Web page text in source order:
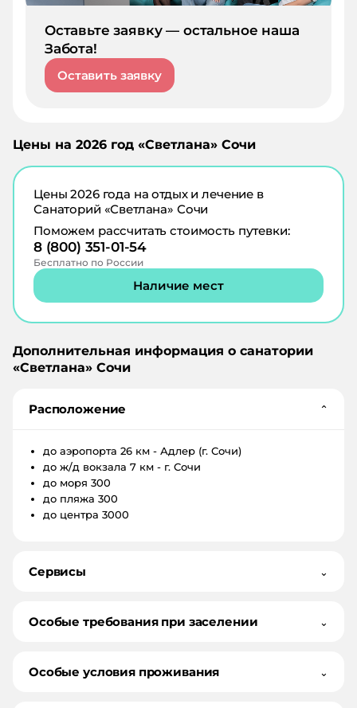
Оставьте заявку — остальное наша
Забота!
Оставить заявку
Цены на 2026 год «Светлана» Сочи
Цены2026года на отдых и лечение в
Санаторий «Светлана» Сочи
Поможем рассчитать стоимость путевки:
8 (800) 351-01-54
Бесплатно по России
Наличие мест
Дополнительная информация о санатории
«Светлана» Сочи
Расположение ⌄
до аэропорта 26 км - Адлер (г. Сочи)
до ж/д вокзала 7 км - г. Сочи
до моря 300
до пляжа 300
до центра 3000
Сервисы ⌄
Особые требования при заселении ⌄
Особые условия проживания ⌄